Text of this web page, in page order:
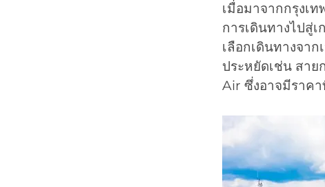
เมื่อมาจากกรุงเ
การเดินทางไปสู่
เลือกเดินทางจา
ประหยัดเช่น สา
Air ซึ่งอาจมีราค